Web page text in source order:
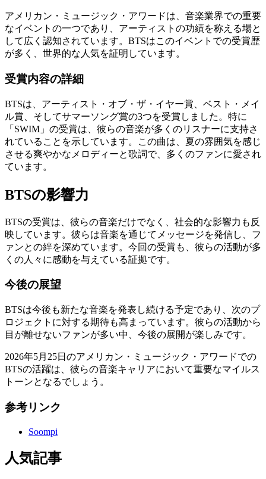
アメリカン・ミュージック・アワードは、音楽業界での重要
なイベントの一つであり、アーティストの功績を称える場と
して広く認知されています。BTSはこのイベントでの受賞歴
が多く、世界的な人気を証明しています。
受賞内容の詳細
BTSは、アーティスト・オブ・ザ・イヤー賞、ベスト・メイ
ル賞、そしてサマーソング賞の3つを受賞しました。特に
「SWIM」の受賞は、彼らの音楽が多くのリスナーに支持さ
れていることを示しています。この曲は、夏の雰囲気を感じ
させる爽やかなメロディーと歌詞で、多くのファンに愛され
ています。
BTSの影響力
BTSの受賞は、彼らの音楽だけでなく、社会的な影響力も反
映しています。彼らは音楽を通じてメッセージを発信し、フ
ァンとの絆を深めています。今回の受賞も、彼らの活動が多
くの人々に感動を与えている証拠です。
今後の展望
BTSは今後も新たな音楽を発表し続ける予定であり、次のプ
ロジェクトに対する期待も高まっています。彼らの活動から
目が離せないファンが多い中、今後の展開が楽しみです。
2026年5月25日のアメリカン・ミュージック・アワードでの
BTSの活躍は、彼らの音楽キャリアにおいて重要なマイルス
トーンとなるでしょう。
参考リンク
Soompi
人気記事